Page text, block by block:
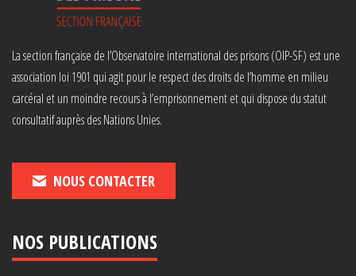
La section française de l’Observatoire international des prisons (OIP-SF) est une
association loi 1901 qui agit pour le respect des droits de l’homme en milieu
carcéral et un moindre recours à l’emprisonnement et qui dispose du statut
consultatif auprès des Nations Unies.
NOUS CONTACTER
NOS PUBLICATIONS